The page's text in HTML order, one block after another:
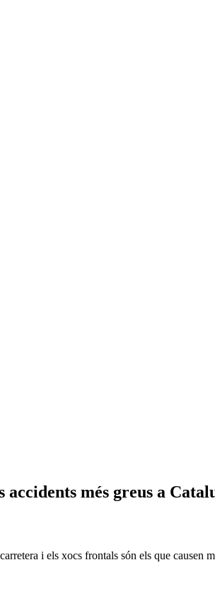
més greus a
i els xocs frontals són els que causen